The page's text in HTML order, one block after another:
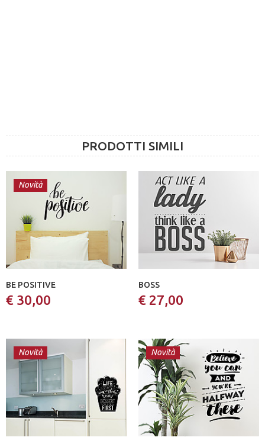
PRODOTTI SIMILI
Novità
BE POSITIVE
€ 30,00
BOSS
€ 27,00
Novità Novità